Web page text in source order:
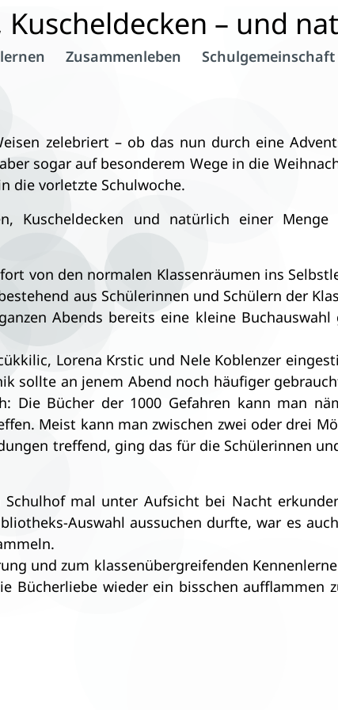
Zusammenleben Schulgemeinschaft
– und
zelebriert – ob das nun durch eine
sogar auf besonderem Wege in die
die vorletzte Schulwoche.
Kuscheldecken und natürlich einer Menge
von den normalen Klassenräumen ins
aus Schülerinnen und Schülern der
Abends bereits eine kleine
Lorena Krstic und Nele Koblenzer
sollte an jenem Abend noch häufiger
Die Bücher der 1000 Gefahren kann man
Meist kann man zwischen zwei oder drei
treffend, ging das für die Schülerinnen
mal unter Aufsicht bei Nacht
Auswahl aussuchen durfte, war es
und zum klassenübergreifenden
Bücherliebe wieder ein bisschen aufflammen